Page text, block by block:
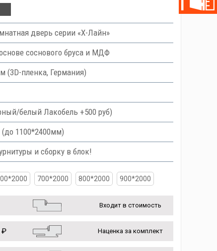
дверь серии «Х-Лайн»
соснового бруса и МДФ
(3D-пленка, Германия)
белый Лакобель +500 руб)
1100*2400мм)
и сборку в блок!
700*2000 800*2000 900*2000
Входит в стоимость
₽ Наценка за комплект